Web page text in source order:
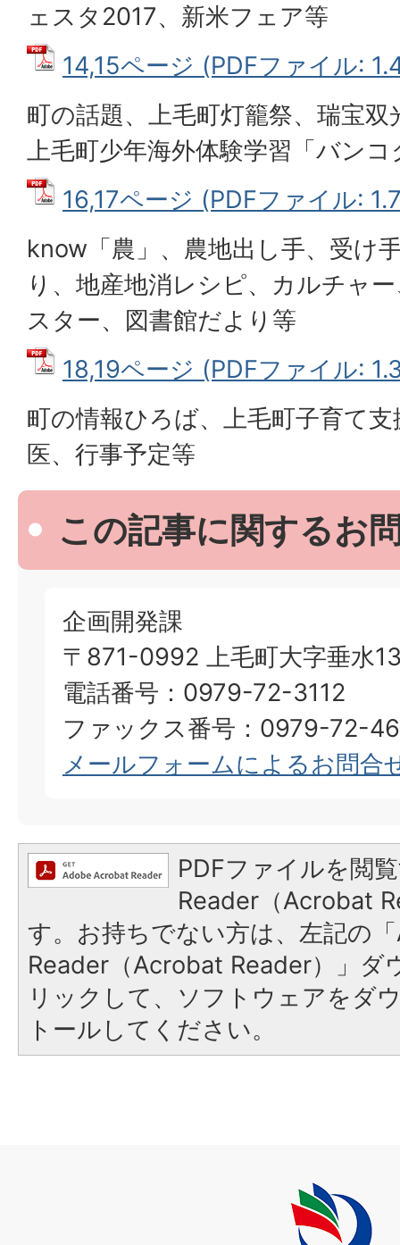
ェスタ2017、新米フェア等
14,15ページ (PDFファイル:
町の話題、上毛町灯籠祭、瑞宝
上毛町少年海外体験学習「バン
16,17ページ (PDFファイル:
know「農」、農地出し手、受け
り、地産地消レシピ、カルチャ
スター、図書館だより等
18,19ページ (PDFファイル:
町の情報ひろば、上毛町子育て
医、行事予定等
この記事に関するお
企画開発課
〒871-0992 上毛町大字垂水
電話番号：0979-72-3112
ファックス番号：0979-72-
メールフォームによるお問合
PDFファイルを閲
Reader（Acrobat
す。お持ちでない方は、左記の
Reader（Acrobat Reader）」ダ
リックして、ソフトウェアをダ
トールしてください。